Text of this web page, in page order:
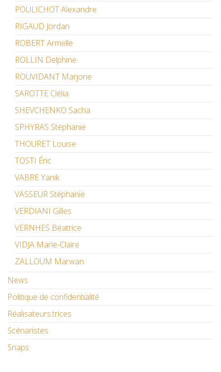
POULICHOT Alexandre
RIGAUD Jordan
ROBERT Armelle
ROLLIN Delphine
ROUVIDANT Marjorie
SAROTTE Clélia
SHEVCHENKO Sacha
SPHYRAS Stéphanie
THOURET Louise
TOSTI Éric
VABRE Yanik
VASSEUR Stéphanie
VERDIANI Gilles
VERNHES Béatrice
VIDJA Marie-Claire
ZALLOUM Marwan
News
Politique de confidentialité
Réalisateurs.trices
Scénaristes
Snaps